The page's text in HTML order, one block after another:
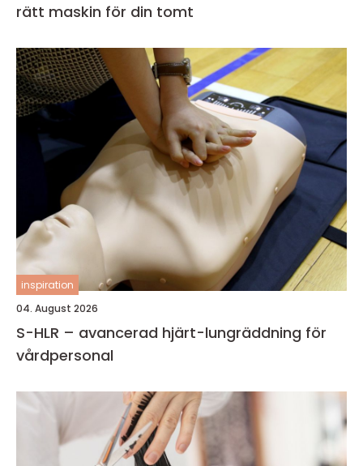
rätt maskin för din tomt
inspiration
04. August 2026
S-HLR – avancerad hjärt-lungräddning för
vårdpersonal